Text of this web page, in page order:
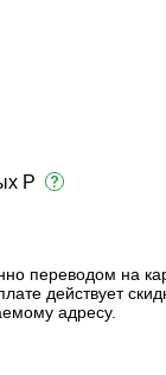
Р
переводом на
действует
адресу.